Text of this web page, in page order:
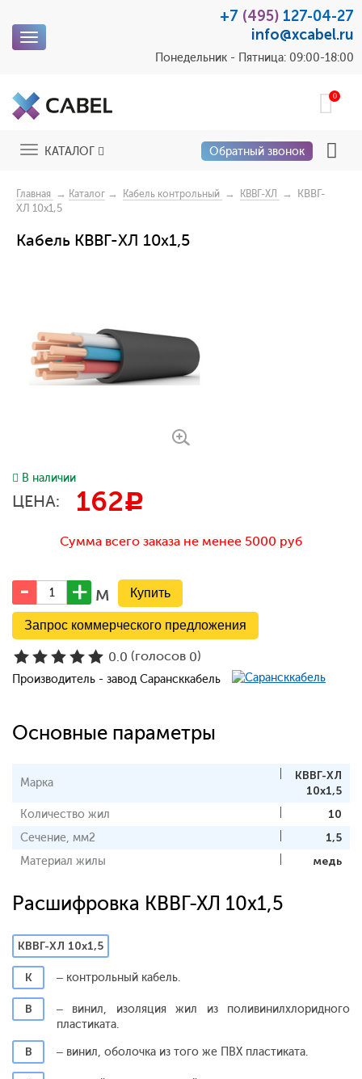
Toggle
+7 (495) 127-04-27
info@xcabel.ru
Понедельник - Пятница: 09:00-18:00
0
ToggleКАТАЛОГ Обратный звонок
Главная → Каталог → Кабель контрольный → КВВГ-ХЛ
→ КВВГ-
ХЛ 10х1,5
Кабель КВВГ-ХЛ 10х1,5
В наличии
ЦЕНА: 162c
Сумма всего заказа не менее 5000 руб
м
Запрос коммерческого предложения
0.0 (голосов 0)
Производитель - завод Сарансккабель
Основные параметры
Марка
КВВГ-ХЛ
10х1,5
Количество жил
10
Сечение, мм2
1,5
Материал жилы
медь
Расшифровка КВВГ-ХЛ 10х1,5
КВВГ-ХЛ 10х1,5
К – контрольный кабель.
В
– винил, изоляция жил из поливинилхлоридного
пластиката.
В
– винил, оболочка из того же ПВХ пластиката.